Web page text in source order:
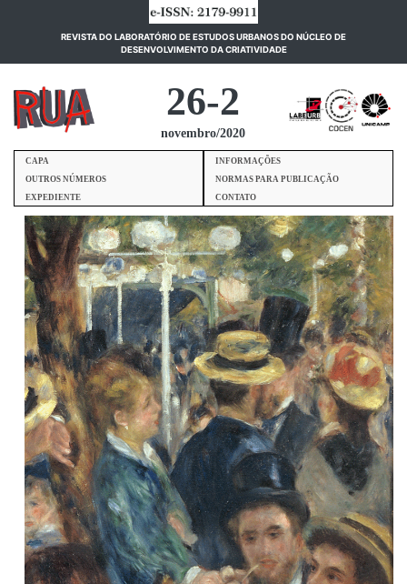
REVISTA DO LABORATÓRIO DE ESTUDOS URBANOS DO NÚCLEO DE
DESENVOLVIMENTO DA CRIATIVIDADE(current)
26-2
novembro/2020
CAPA
INFORMAÇÕES
OUTROS NÚMEROS
NORMAS PARA PUBLICAÇÃO
EXPEDIENTE
CONTATO